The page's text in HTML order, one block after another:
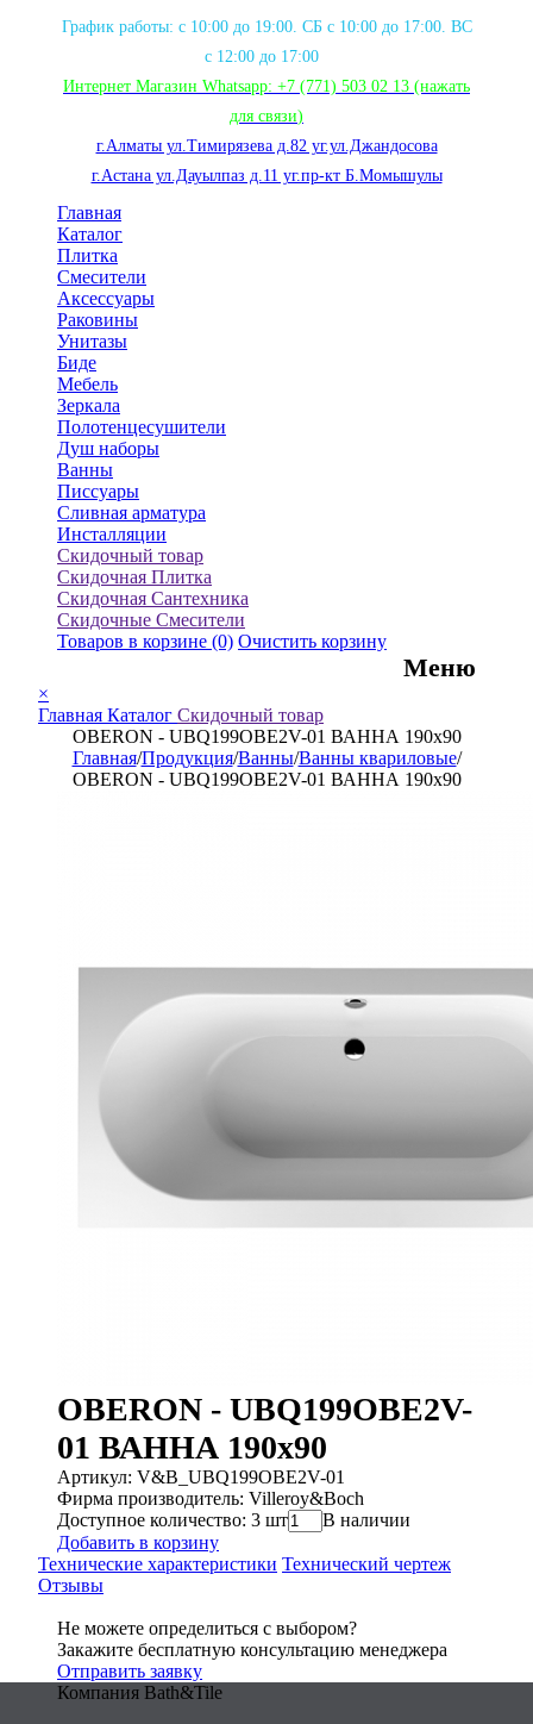
График работы: с 10:00 до 19:00. СБ с 10:00 до 17:00. ВС
с 12:00 до 17:00
Интернет Магазин Whatsapp: +7 (771) 503 02 13 (нажать
для связи)
г.Алматы ул.Тимирязева д.82 уг.ул.Джандосова
г.Астана ул.Дауылпаз д.11 уг.пр-кт Б.Момышулы
Главная
Каталог
Плитка
Смесители
Аксессуары
Раковины
Унитазы
Биде
Мебель
Зеркала
Полотенцесушители
Душ наборы
Ванны
Писсуары
Сливная арматура
Инсталляции
Скидочный товар
Скидочная Плитка
Скидочная Сантехника
Скидочные Смесители
Товаров в корзине (0) Очистить корзину
Меню
×
Главная Каталог Скидочный товар
OBERON - UBQ199OBE2V-01 ВАННА 190x90
Главная/Продукция/Ванны/Ванны квариловые/
OBERON - UBQ199OBE2V-01 ВАННА 190x90
OBERON - UBQ199OBE2V-
01 ВАННА 190x90
Артикул: V&B_UBQ199OBE2V-01
Фирма производитель: Villeroy&Boch
Доступное количество: 3 шт
В наличии
Добавить в корзину
Технические характеристики Технический чертеж
Отзывы
Не можете определиться с выбором?
Закажите бесплатную консультацию менеджера
Отправить заявку
Компания Bath&Tile